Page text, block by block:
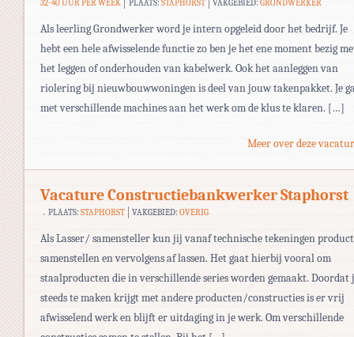
32-40 UUR PER WEEK PLAATS: STAPHORST VAKGEBIED:GRONDWERKER
Als leerling Grondwerker word je intern opgeleid door het bedrijf. Je
hebt een hele afwisselende functie zo ben je het ene moment bezig
het leggen of onderhouden van kabelwerk. Ook het aanleggen van
riolering bij nieuwbouwwoningen is deel van jouw takenpakket. Je
met verschillende machines aan het werk om de klus te klaren. […]
Meer over deze
Vacature Constructiebankwerker Staphorst
PLAATS: STAPHORST VAKGEBIED:OVERIG
Als Lasser/ samensteller kun jij vanaf technische tekeningen
samenstellen en vervolgens af lassen. Het gaat hierbij vooral om
staalproducten die in verschillende series worden gemaakt. Doordat
steeds te maken krijgt met andere producten/constructies is er vrij
afwisselend werk en blijft er uitdaging in je werk. Om verschillende